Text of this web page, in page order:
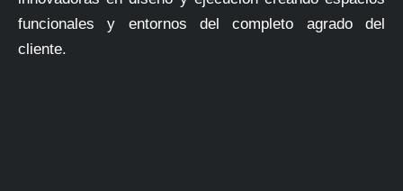
funcionales y entornos del completo agrado del
cliente.